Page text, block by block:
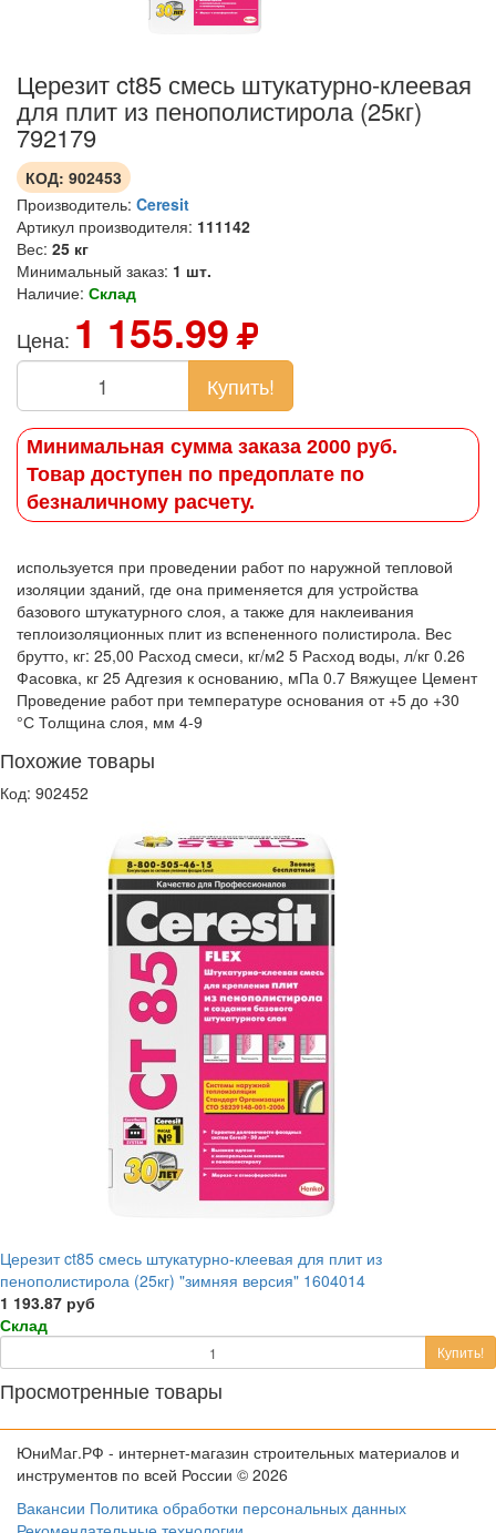
Церезит ct85 смесь штукатурно-клеевая
для плит из пенополистирола (25кг)
792179
КОД: 902453
Производитель: Ceresit
Артикул производителя: 111142
Вес: 25 кг
Минимальный заказ: 1 шт.
Наличие: Склад
Цена: 1 155.99
Купить!
Минимальная сумма заказа 2000 руб.
Товар доступен по предоплате по
безналичному расчету.
используется при проведении работ по наружной тепловой
изоляции зданий, где она применяется для устройства
базового штукатурного слоя, а также для наклеивания
теплоизоляционных плит из вспененного полистирола. Вес
брутто, кг: 25,00 Расход смеси, кг/м2 5 Расход воды, л/кг 0.26
Фасовка, кг 25 Адгезия к основанию, мПа 0.7 Вяжущее Цемент
Проведение работ при температуре основания от +5 до +30
°С Толщина слоя, мм 4-9
Похожие товары
Код: 902452
Церезит ct85 смесь штукатурно-клеевая для плит из
пенополистирола (25кг) "зимняя версия" 1604014
1 193.87 руб
Склад
Купить!
Просмотренные товары
ЮниМаг.РФ - интернет-магазин строительных материалов и
инструментов по всей России © 2026
Вакансии Политика обработки персональных данных